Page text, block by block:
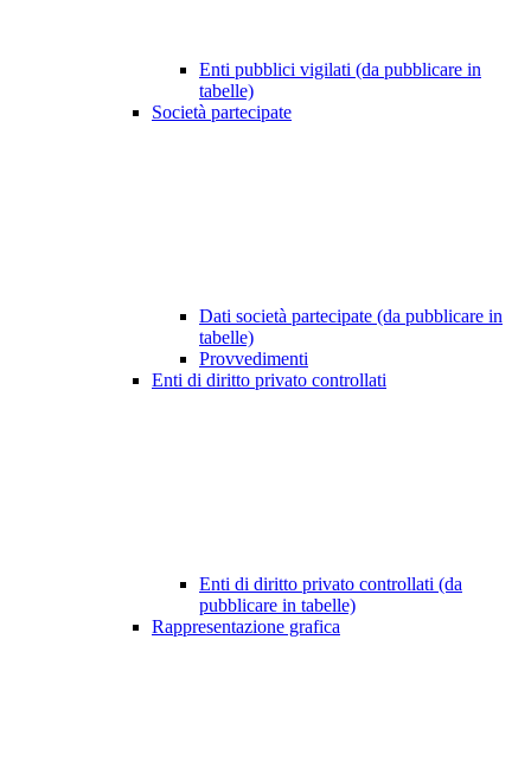
Enti pubblici vigilati (da pubblicare in
tabelle)
Società partecipate
Dati società partecipate (da pubblicare in
tabelle)
Provvedimenti
Enti di diritto privato controllati
Enti di diritto privato controllati (da
pubblicare in tabelle)
Rappresentazione grafica